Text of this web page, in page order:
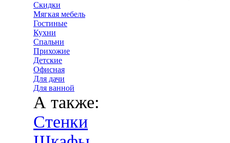
Скидки
Мягкая мебель
Гостиные
Кухни
Спальни
Прихожие
Детские
Офисная
Для дачи
Для ванной
А также:
Стенки